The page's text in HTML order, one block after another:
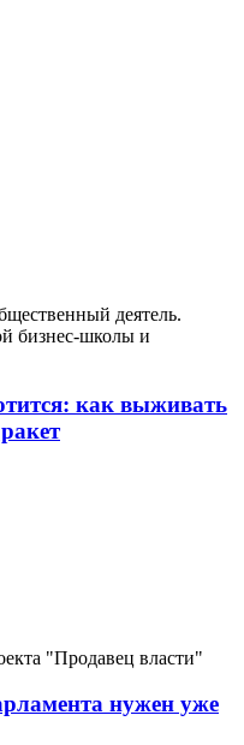
деятель.
бизнес-школы и
как выживать
"Продавец власти"
нужен уже